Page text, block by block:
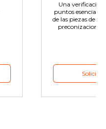
Una verificación
puntos
de las piezas de
preconizaciones